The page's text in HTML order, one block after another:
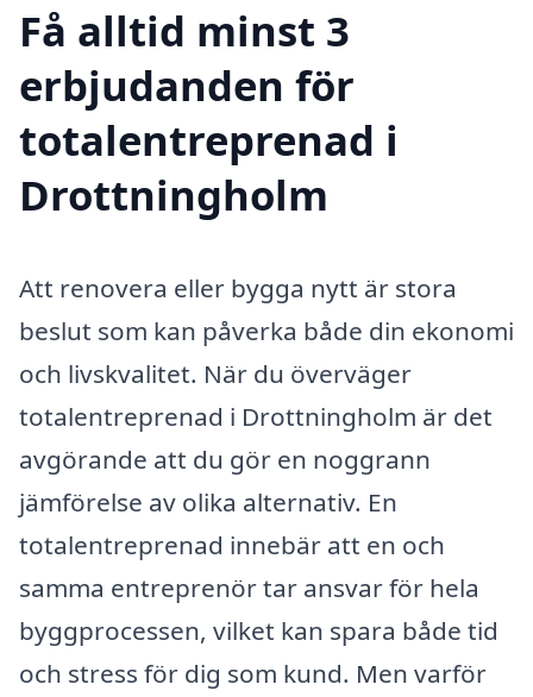
Få alltid minst 3
erbjudanden för
totalentreprenad i
Drottningholm
Att renovera eller bygga nytt är stora
beslut som kan påverka både din ekonomi
och livskvalitet. När du överväger
totalentreprenad i Drottningholm är det
avgörande att du gör en noggrann
jämförelse av olika alternativ. En
totalentreprenad innebär att en och
samma entreprenör tar ansvar för hela
byggprocessen, vilket kan spara både tid
och stress för dig som kund. Men varför